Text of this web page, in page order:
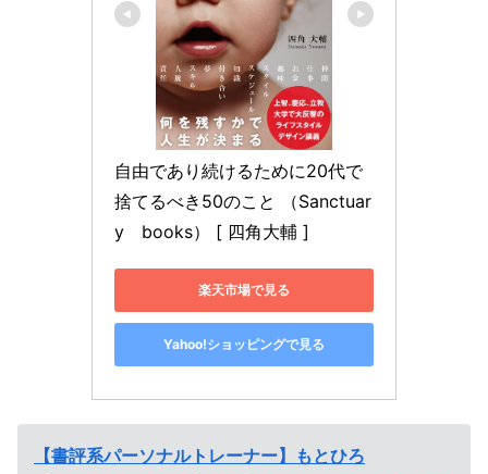
自由であり続けるために20代で
捨てるべき50のこと （Sanctuar
y　books） [ 四角大輔 ]
楽天市場で見る
Yahoo!ショッピングで見る
【書評系パーソナルトレーナー】もとひろ